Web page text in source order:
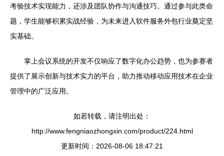
考验技术实现能力，还涉及团队协作与沟通技巧。通过参与此类命
题，学生能够积累实战经验，为未来进入软件服务外包行业奠定坚
实基础。
掌上会议系统的开发不仅响应了数字化办公趋势，也为参赛者
提供了展示创新与技术实力的平台，助力推动移动应用技术在企业
管理中的广泛应用。
如若转载，请注明出处：
http://www.fengniaozhongxin.com/product/224.html
更新时间：2026-08-06 18:47:21